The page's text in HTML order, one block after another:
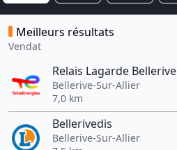
Meilleurs résultats
Vendat
Relais Lagarde Bellerive
Bellerive-Sur-Allier
7,0 km
Bellerivedis
Bellerive-Sur-Allier